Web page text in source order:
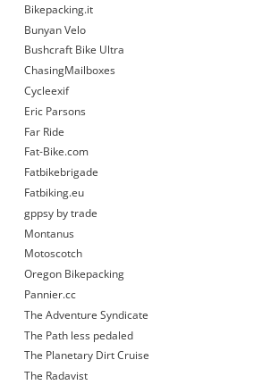
Bikepacking.it
Bunyan Velo
Bushcraft Bike Ultra
ChasingMailboxes
Cycleexif
Eric Parsons
Far Ride
Fat-Bike.com
Fatbikebrigade
Fatbiking.eu
gppsy by trade
Montanus
Motoscotch
Oregon Bikepacking
Pannier.cc
The Adventure Syndicate
The Path less pedaled
The Planetary Dirt Cruise
The Radavist